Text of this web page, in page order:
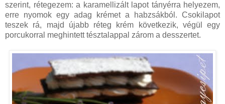
szerint, rétegezem: a karamellizált lapot tányérra helyezem,
erre nyomok egy adag krémet a habzsákból. Csokilapot
teszek rá, majd újabb réteg krém következik, végül egy
porcukorral meghintett tésztalappal zárom a desszertet.